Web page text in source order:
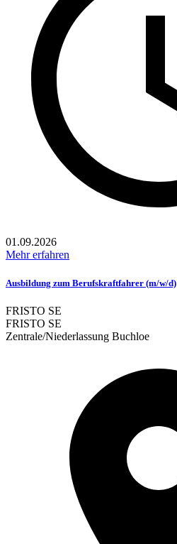
01.09.2026
Mehr erfahren
Ausbildung zum Berufskraftfahrer (m/w/d)
FRISTO SE
FRISTO SE
Zentrale/Niederlassung Buchloe